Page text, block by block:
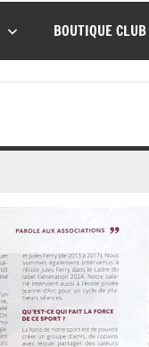
BOUTIQUE CLUB